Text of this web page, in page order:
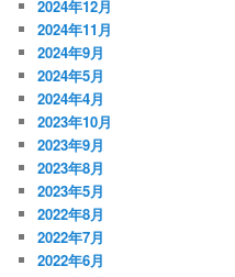
2024年12月
2024年11月
2024年9月
2024年5月
2024年4月
2023年10月
2023年9月
2023年8月
2023年5月
2022年8月
2022年7月
2022年6月